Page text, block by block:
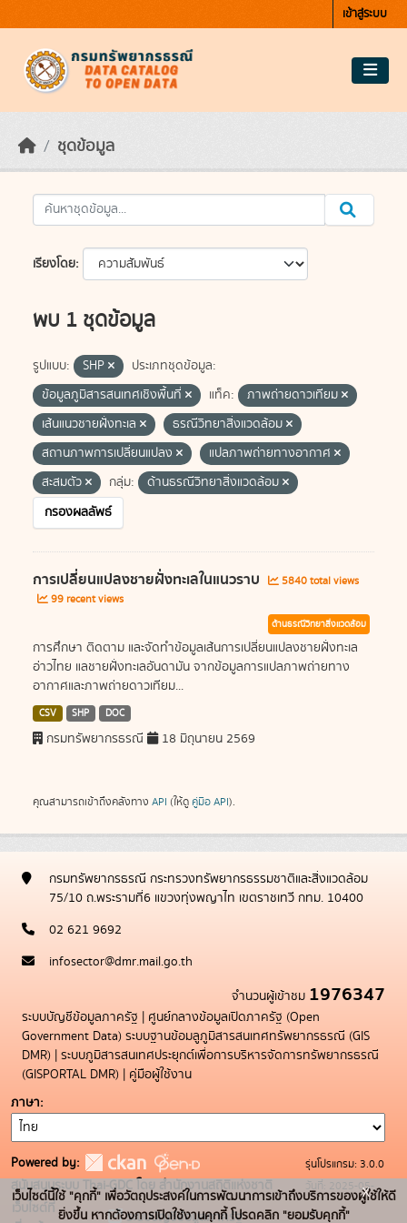
เข้าสู่ระบบ
ชุดข้อมูล
เรียงโดย
พบ 1 ชุดข้อมูล
รูปแบบ: SHP
ประเภทชุดข้อมูล:
ข้อมูลภูมิสารสนเทศเชิงพื้นที่
แท็ค:
ภาพถ่ายดาวเทียม
เส้นแนวชายฝั่งทะเล
ธรณีวิทยาสิ่งแวดล้อม
สถานภาพการเปลี่ยนแปลง
แปลภาพถ่ายทางอากาศ
สะสมตัว
กลุ่ม:
ด้านธรณีวิทยาสิ่งแวดล้อม
กรองผลลัพธ์
การเปลี่ยนแปลงชายฝั่งทะเลในแนวราบ
5840 total views
99 recent views
ด้านธรณีวิทยาสิ่งแวดล้อม
การศึกษา ติดตาม และจัดทำข้อมูลเส้นการเปลี่ยนแปลงชายฝั่งทะเล
อ่าวไทย แลชายฝั่งทะเลอันดามัน จากข้อมูลการแปลภาพถ่ายทาง
อากาศและภาพถ่ายดาวเทียม...
CSV SHP DOC
กรมทรัพยากรธรณี 18 มิถุนายน 2569
คุณสามารถเข้าถึงคลังทาง API (ให้ดู คู่มือ API).
กรมทรัพยากรธรณี กระทรวงทรัพยากรธรรมชาติและสิ่งแวดล้อม
75/10 ถ.พระรามที่6 แขวงทุ่งพญาไท เขตราชเทวี กทม. 10400
02 621 9692
infosector@dmr.mail.go.th
จำนวนผู้เข้าชม 1976347
ระบบบัญชีข้อมูลภาครัฐ | ศูนย์กลางข้อมูลเปิดภาครัฐ (Open
Government Data) ระบบฐานข้อมลูภูมิสารสนเทศทรัพยากรธรณี (GIS
DMR) | ระบบภูมิสารสนเทศประยุกต์เพื่อการบริหารจัดการทรัพยากรธรณี
(GISPORTAL DMR) | คู่มือผู้ใช้งาน
ภาษา
Powered by:
สนับสนุนระบบ Thai-GDC โดย สำนักงานสถิติแห่งชาติ
เว็บไซต์ที่
ระบบบัญชีข้อมูลภาครัฐ
รุ่นโปรแกรม: 3.0.0
วันที่: 2025-05-
19
เว็บไซต์นี้ใช้ "คุกกี้" เพื่อวัตถุประสงค์ในการพัฒนาการเข้าถึงบริการของผู้ใช้ให้ดี
ยิ่งขึ้น หากต้องการเปิดใช้งานคุกกี้ โปรดคลิก "ยอมรับคุกกี้"
x